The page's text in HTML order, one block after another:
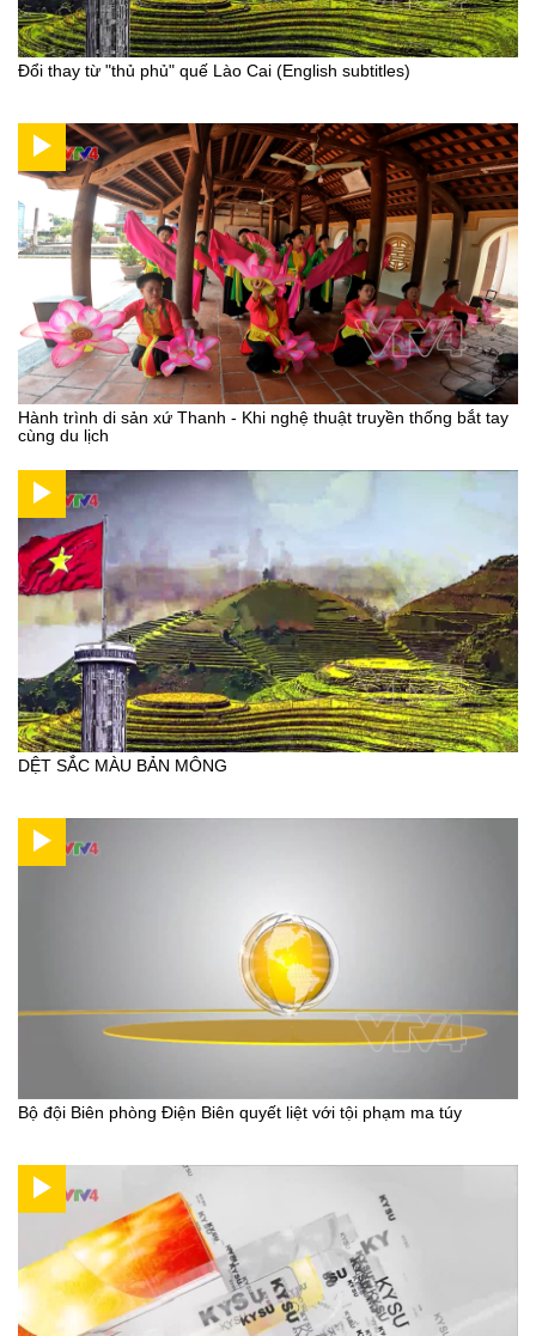
Đổi thay từ "thủ phủ" quế Lào Cai (English subtitles)
Hành trình di sản xứ Thanh - Khi nghệ thuật truyền thống bắt tay
cùng du lịch
DỆT SẮC MÀU BẢN MÔNG
Bộ đội Biên phòng Điện Biên quyết liệt với tội phạm ma túy